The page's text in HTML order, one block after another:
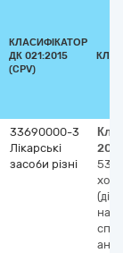
КЛАСИФІКАТОР
ДК 021:2015
(CPV)
33690000-3
Лікарські
засоби різні